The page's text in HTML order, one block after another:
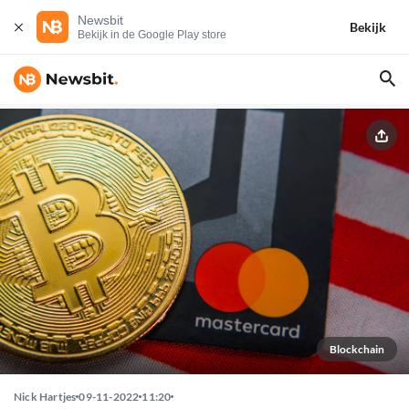
Newsbit
Bekijk in de Google Play store
Bekijk
Blockchain
Nick Hartjes 09-11-2022 11:20